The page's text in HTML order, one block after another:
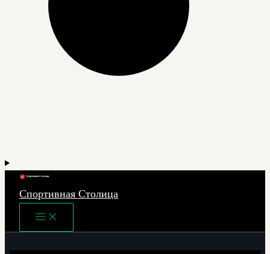
Спортивная Столица
Main
Menu